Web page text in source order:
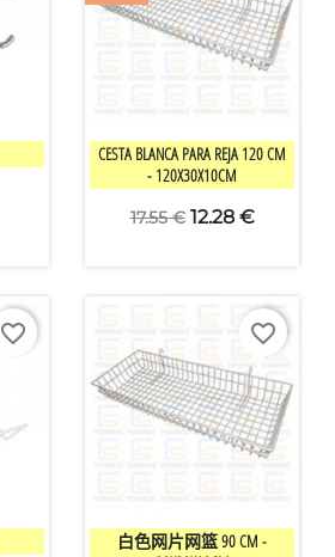
快速查看
CESTA BLANCA PARA REJA 120 CM
- 120X30X10CM
17.55 € 12.28 €
favorite_border
快速查看
白色网片网篮 90 CM -
favorite_border
×